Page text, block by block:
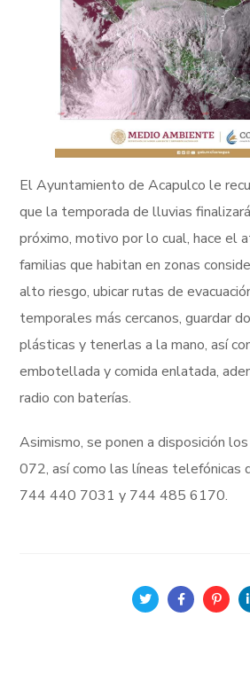
El Ayuntamiento de Acapulco le
que la temporada de lluvias
próximo, motivo por lo cual, hace el
familias que habitan en zonas
alto riesgo, ubicar rutas de
temporales más cercanos, guardar
plásticas y tenerlas a la mano, así
embotellada y comida enlatada,
radio con baterías.
Asimismo, se ponen a disposición
072, así como las líneas telefónicas
744 440 7031 y 744 485 6170.